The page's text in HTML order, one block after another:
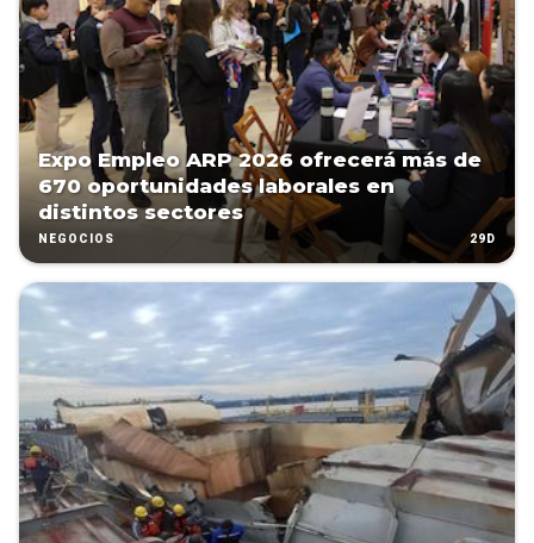
Expo Empleo ARP 2026 ofrecerá más de
670 oportunidades laborales en
distintos sectores
NEGOCIOS 29D